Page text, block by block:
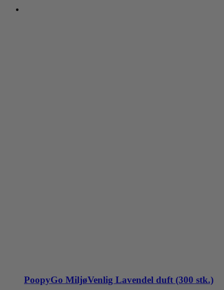
PoopyGo MiljøVenlig Lavendel duft (300 stk.)